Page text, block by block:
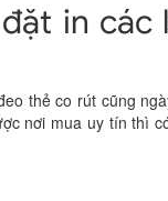
in các
thẻ co rút cũng
nơi mua uy tín thì